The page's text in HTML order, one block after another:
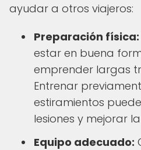
ayudar a otros viajeros:
Preparación física:
estar en buena
emprender largas
Entrenar
estiramientos
lesiones y mejorar
Equipo adecuado: